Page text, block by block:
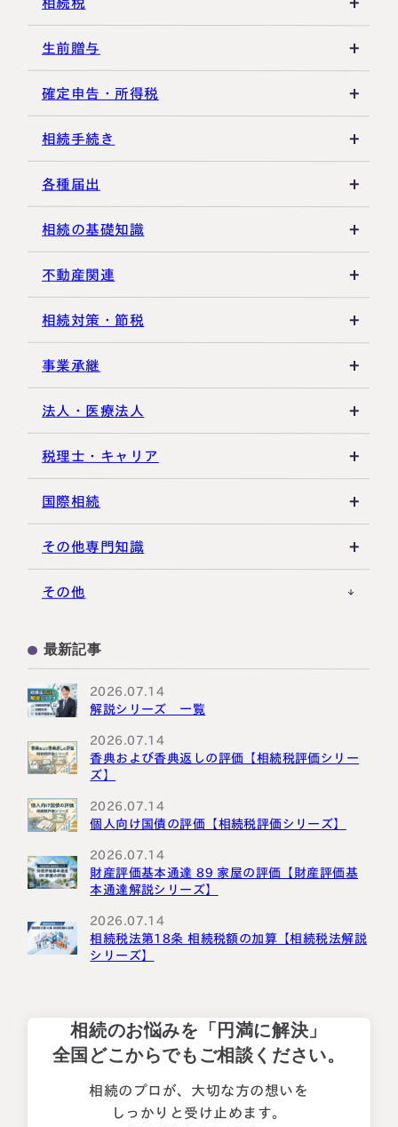
相続税の基礎知識
税務調査・申告実務
各種控除・特例
生前贈与
贈与税の基礎知識
贈与の特例制度
生前贈与
その他贈与関連
確定申告・所得税
譲渡所得
その他所得税
相続手続き
遺言書
遺留分
遺産分割
相続登記・名義変更
相続放棄・限定承認
相続手続き全般
各種届出
税金の納付
死亡届・届出関連
延納・物納
相続の基礎知識
法定相続人・法定相続分
相続財産
特別縁故者
特別受益・寄与分
不動産関連
建物・マンション評価
土地の評価
借地権・貸家
その他不動産
相続対策・節税
養子縁組・家族信託
生命保険活用
小規模企業共済
不動産活用
その他の相続対策
事業承継
非上場株式評価
自己株式・株式取得
種類株式・名義株
役員関連
事業承継税制
法人・医療法人
社団法人
合同会社・持分会社
医療法人
税理士・キャリア
税理士選び・相談
税理士試験
税理士キャリア
国際相続
米国関連
海外不動産
国外転出時課税
その他専門知識
事例紹介
その他
最新記事
2026.07.14
解説シリーズ 一覧
2026.07.14
香典および香典返しの評価【相続税評価シリー
ズ】
2026.07.14
個人向け国債の評価【相続税評価シリーズ】
2026.07.14
財産評価基本通達 89 家屋の評価【財産評価基
本通達解説シリーズ】
2026.07.14
相続税法第18条 相続税額の加算【相続税法解説
シリーズ】
相続のお悩みを「円満に解決」
全国どこからでもご相談ください。
相続のプロが、大切な方の想いを
しっかりと受け止めます。